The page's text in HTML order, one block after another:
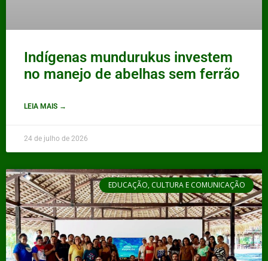
Indígenas mundurukus investem
no manejo de abelhas sem ferrão
LEIA MAIS →
24 de julho de 2026
EDUCAÇÃO, CULTURA E COMUNICAÇÃO